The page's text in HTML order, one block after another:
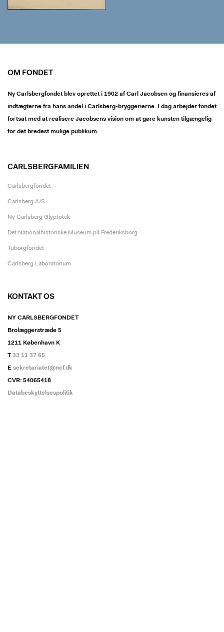
OM FONDET
Ny Carlsbergfondet blev oprettet i 1902 af Carl Jacobsen og finansieres af
indtægterne fra hans andel i Carlsberg-bryggerierne. I dag arbejder fondet
fortsat med at realisere Jacobsens vision om at gøre kunsten tilgængelig
for det bredest mulige publikum.
CARLSBERGFAMILIEN
Carlsbergfondet
Carlsberg A/S
Ny Carlsberg Glyptotek
Det Nationalhistoriske Museum på Frederiksborg
Tuborgfondet
Carlsberg Laboratorium
KONTAKT OS
NY CARLSBERGFONDET
Brolæggerstræde 5
1211 København K
T33 11 37 65
E sekretariatet@ncf.dk
CVR: 54065418
Databeskyttelsespolitik